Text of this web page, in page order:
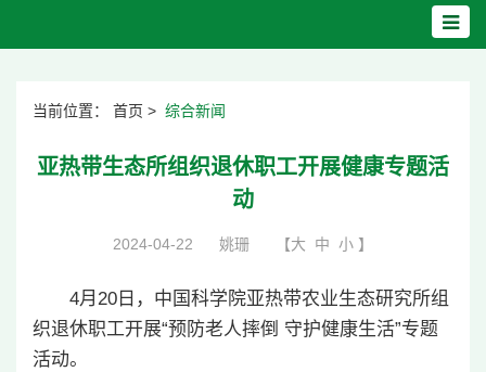
当前位置： 首页 > 综合新闻
亚热带生态所组织退休职工开展健康专题活
动
2024-04-22 姚珊 【大 中 小 】
4月20日，中国科学院亚热带农业生态研究所组
织退休职工开展“预防老人摔倒 守护健康生活”专题
活动。